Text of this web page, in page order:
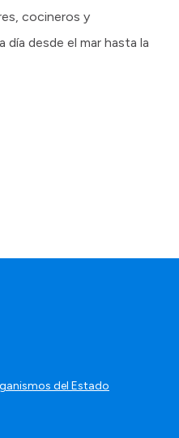
cocineros y
desde el mar hasta la
del Estado